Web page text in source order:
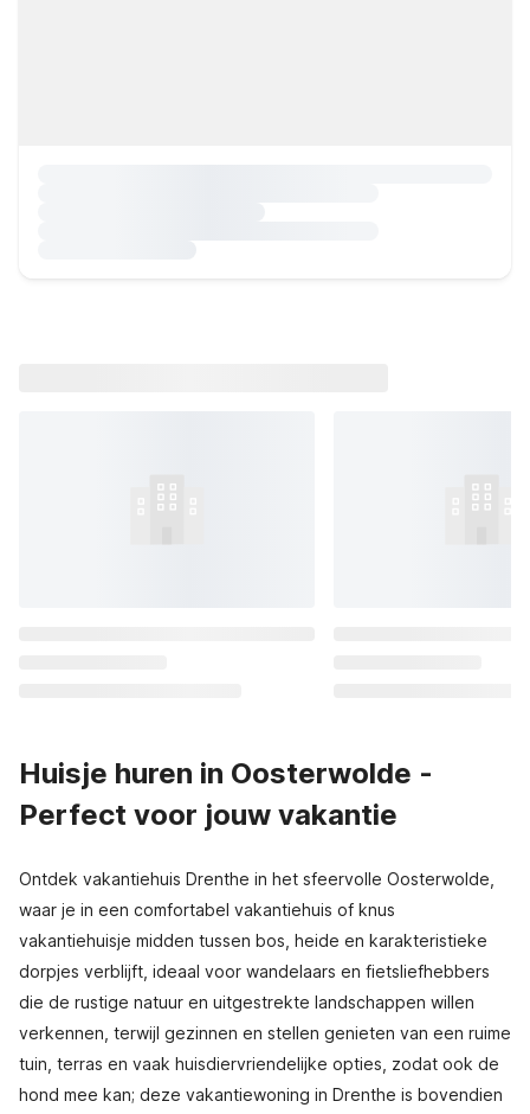
Huisje huren in Oosterwolde -
Perfect voor jouw vakantie
Ontdek vakantiehuis Drenthe in het sfeervolle Oosterwolde,
waar je in een comfortabel vakantiehuis of knus
vakantiehuisje midden tussen bos, heide en karakteristieke
dorpjes verblijft, ideaal voor wandelaars en fietsliefhebbers
die de rustige natuur en uitgestrekte landschappen willen
verkennen, terwijl gezinnen en stellen genieten van een ruime
tuin, terras en vaak huisdiervriendelijke opties, zodat ook de
hond mee kan; deze vakantiewoning in Drenthe is bovendien